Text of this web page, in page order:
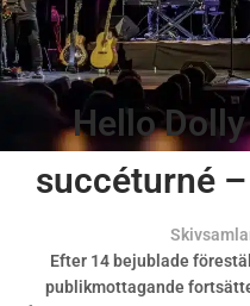
Hello
succéturné
Efter 14 bejublade
publikmottagande